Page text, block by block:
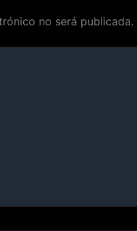
no será publicada.